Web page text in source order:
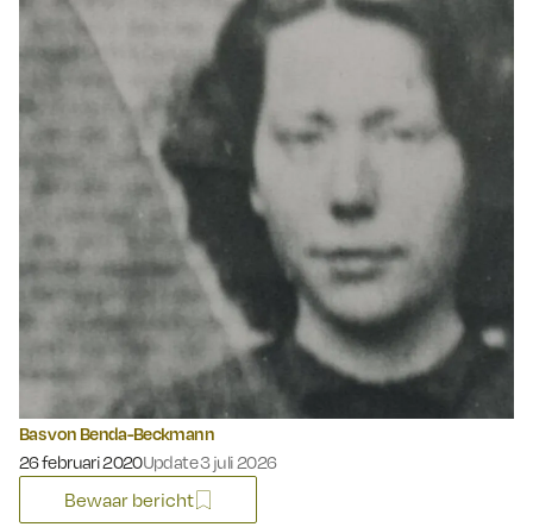
Bas von Benda-Beckmann
Gepubliceerd op:
26 februari 2020Update 3 juli 2026
Bewaar bericht